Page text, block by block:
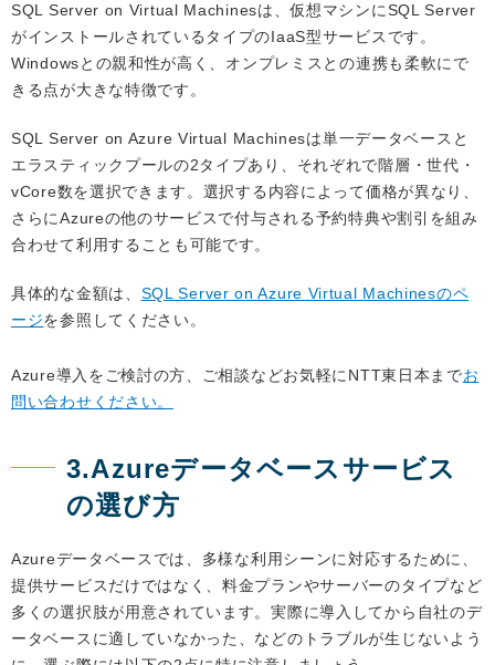
SQL Server on Virtual Machinesは、仮想マシンにSQL Server
がインストールされているタイプのIaaS型サービスです。
Windowsとの親和性が高く、オンプレミスとの連携も柔軟にで
きる点が大きな特徴です。
SQL Server on Azure Virtual Machinesは単一データベースと
エラスティックプールの2タイプあり、それぞれで階層・世代・
vCore数を選択できます。選択する内容によって価格が異なり、
さらにAzureの他のサービスで付与される予約特典や割引を組み
合わせて利用することも可能です。
具体的な金額は、 SQL Server on Azure Virtual Machinesのペ
ージを参照してください。
Azure導入をご検討の方、ご相談などお気軽にNTT東日本までお
問い合わせください。
3.Azureデータベースサービス
の選び方
Azureデータベースでは、多様な利用シーンに対応するために、
提供サービスだけではなく、料金プランやサーバーのタイプなど
多くの選択肢が用意されています。実際に導入してから自社のデ
ータベースに適していなかった、などのトラブルが生じないよう